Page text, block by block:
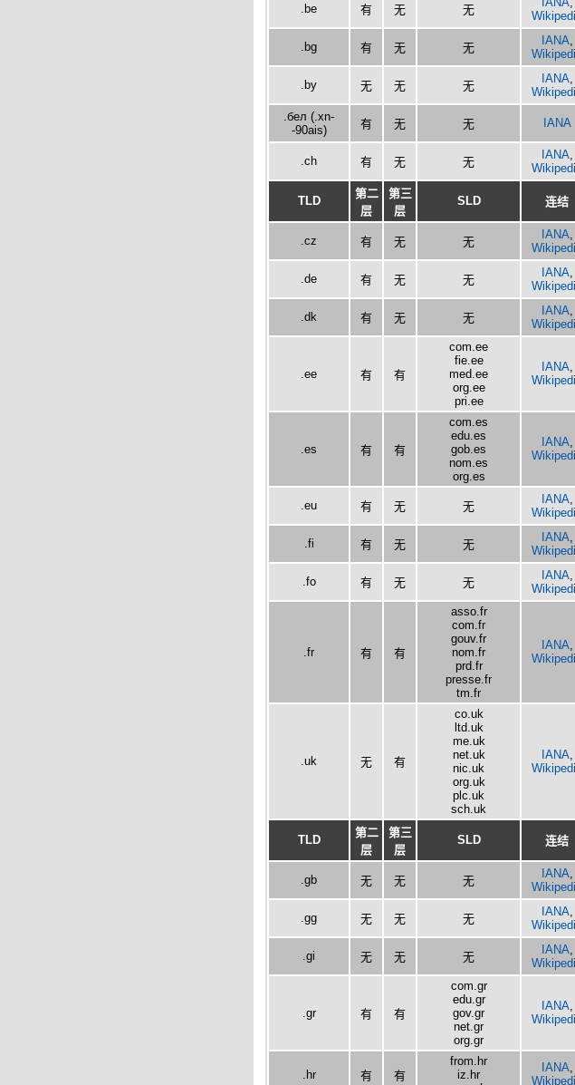
.be 有 无 无
.bg 有 无 无
IANA
.by 无 无 无
IANA,
.бел (.xn-
-90ais)
有 无 无 IANA
.ch 有 无 无
IANA,
TLD
第二
层
第三
层
SLD 连结
.cz 有 无 无
IANA
.de 有 无 无
IANA,
.dk 有 无 无
IANA
.ee 有 有
com.ee
fie.ee
med.ee
org.ee
pri.ee
IANA,
.es 有 有
com.es
edu.es
gob.es
nom.es
org.es
IANA
.eu 有 无 无
IANA,
.fi 有 无 无
IANA
.fo 有 无 无
IANA,
.fr 有 有
asso.fr
com.fr
gouv.fr
nom.fr
prd.fr
presse.fr
tm.fr
IANA
.uk 无 有
co.uk
ltd.uk
me.uk
net.uk
nic.uk
org.uk
plc.uk
sch.uk
IANA,
TLD
第二
层
第三
层
SLD 连结
.gb 无 无 无
IANA
.gg 无 无 无
IANA,
.gi 无 无 无
IANA
.gr 有 有
com.gr
edu.gr
gov.gr
net.gr
org.gr
IANA,
.hr 有 有
from.hr
iz.hr
IANA